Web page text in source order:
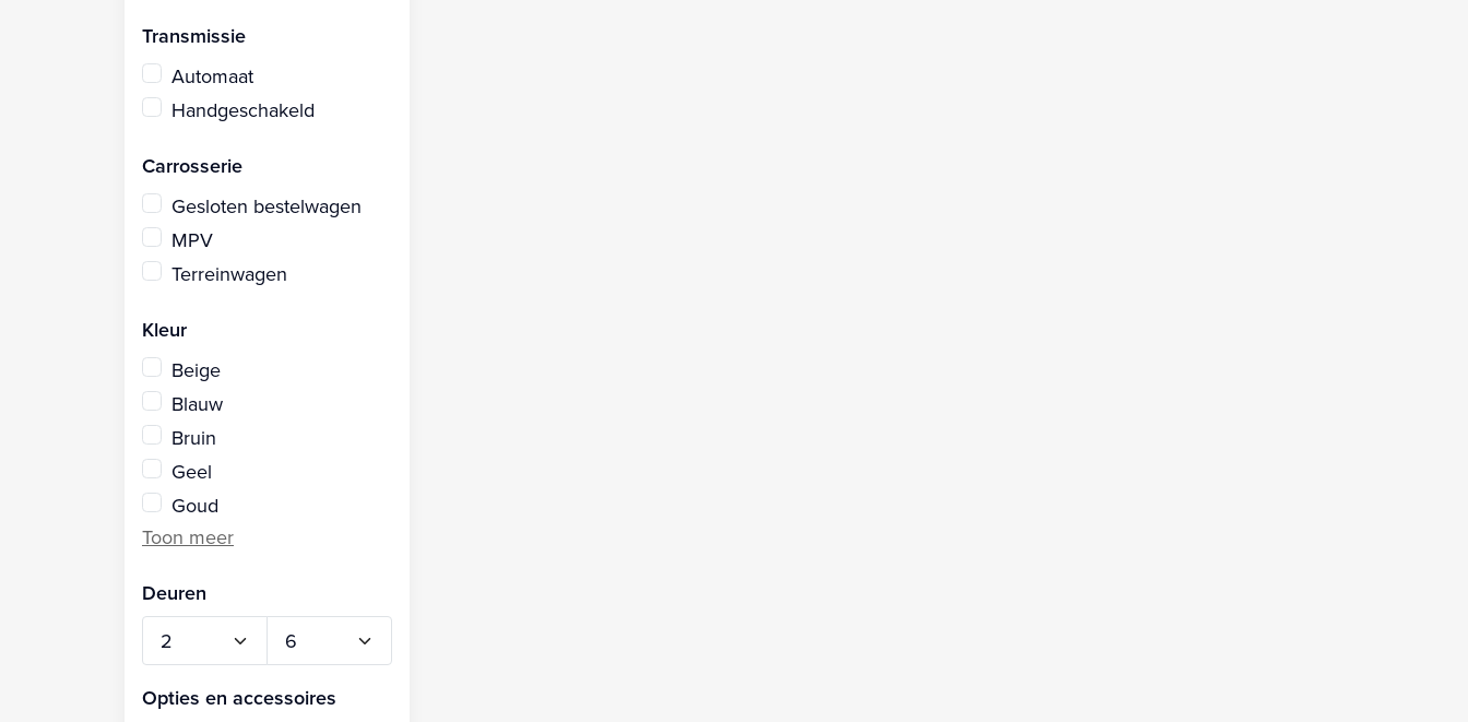
Transmissie
Automaat
Handgeschakeld
Carrosserie
Gesloten bestelwagen
MPV
Terreinwagen
Kleur
Beige
Blauw
Bruin
Geel
Goud
Deuren
Opties en accessoires